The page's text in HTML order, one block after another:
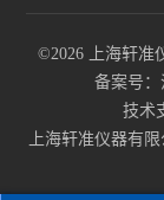
©2026 上海轩准
备案号：
技术
上海轩准仪器有